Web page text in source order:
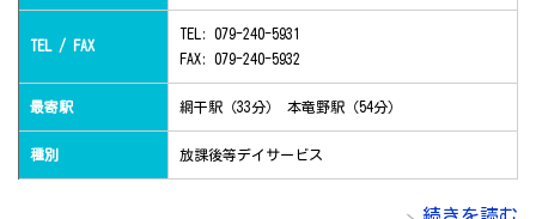
TEL / FAX
TEL: 079-240-5931
FAX: 079-240-5932
最寄駅 網干駅（33分） 本竜野駅（54分）
種別 放課後等デイサービス